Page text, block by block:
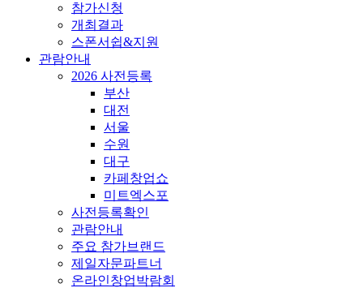
참가신청
개최결과
스폰서쉽&지원
관람안내
2026 사전등록
부산
대전
서울
수원
대구
카페창업쇼
미트엑스포
사전등록확인
관람안내
주요 참가브랜드
제일자문파트너
온라인창업박람회